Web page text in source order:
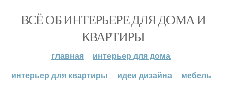
ВСЁ ОБ ИНТЕРЬЕРЕ ДЛЯ ДОМА И
КВАРТИРЫ
главная
интерьер для дома
интерьер для квартиры
идеи дизайна мебель